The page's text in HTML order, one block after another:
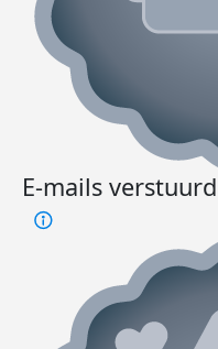
E-mails verstuurd